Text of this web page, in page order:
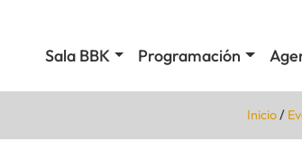
Sala BBK Programación
Inicio/